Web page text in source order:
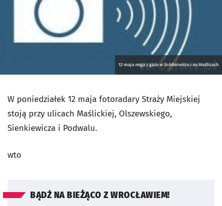
12 maja noga z gazu w Śródmieściu i na Maślicach
W poniedziałek 12 maja fotoradary Straży Miejskiej
stoją przy ulicach Maślickiej, Olszewskiego,
Sienkiewicza i Podwalu.
wto
BĄDŹ NA BIEŻĄCO Z WROCŁAWIEM!